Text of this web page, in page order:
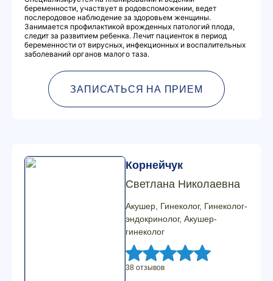
беременности, участвует в родовспоможении, ведет
послеродовое наблюдение за здоровьем женщины.
Занимается профилактикой врожденных патологий плода,
следит за развитием ребенка. Лечит пациенток в период
беременности от вирусных, инфекционных и воспалительных
заболеваний органов малого таза.
ЗАПИСАТЬСЯ НА ПРИЕМ
Корнейчук
Светлана Николаевна
Акушер, Гинеколог, Гинеколог-
эндокринолог, Акушер-
гинеколог
38 отзывов